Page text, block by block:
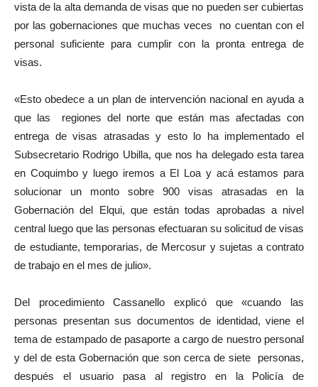
vista de la alta demanda de visas que no pueden ser cubiertas
por las gobernaciones que muchas veces no cuentan con el
personal suficiente para cumplir con la pronta entrega de
visas.
«Esto obedece a un plan de intervención nacional en ayuda a
que las regiones del norte que están mas afectadas con
entrega de visas atrasadas y esto lo ha implementado el
Subsecretario Rodrigo Ubilla, que nos ha delegado esta tarea
en Coquimbo y luego iremos a El Loa y acá estamos para
solucionar un monto sobre 900 visas atrasadas en la
Gobernación del Elqui, que están todas aprobadas a nivel
central luego que las personas efectuaran su solicitud de visas
de estudiante, temporarias, de Mercosur y sujetas a contrato
de trabajo en el mes de julio».
Del procedimiento Cassanello explicó que «cuando las
personas presentan sus documentos de identidad, viene el
tema de estampado de pasaporte a cargo de nuestro personal
y del de esta Gobernación que son cerca de siete personas,
después el usuario pasa al registro en la Policía de